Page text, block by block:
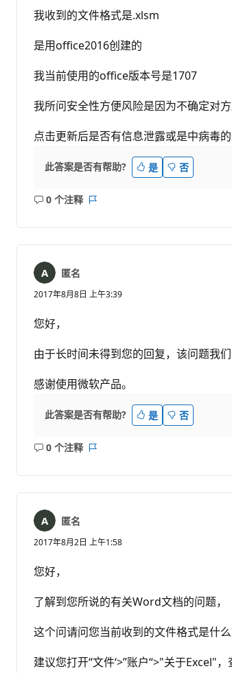
我收到的文件格式是.xlsm
是用office2016创建的
我当前使用的office版本号是1707
我所问安全性方便风险是因为不确定对
点击更新后是否有信息泄露或是中病毒
此答案是否有帮助? 是 否
0 个注释
无
匿名
2017年8月8日 上午3:39
您好，
由于长时间未得到您的回复，该问题我
感谢使用微软产品。
此答案是否有帮助? 是 否
0 个注释
无
匿名
2017年8月2日 上午1:58
您好，
了解到您所说的有关Word文档的问题，
这个问请问您当前收到的文件格式是什
建议您打开“文件‘>”账户“>"关于Excel"